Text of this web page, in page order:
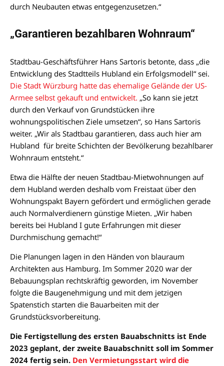
durch Neubauten etwas entgegenzusetzen.“
„Garantieren bezahlbaren Wohnraum“
Stadtbau-Geschäftsführer Hans Sartoris betonte, dass „die
Entwicklung des Stadtteils Hubland ein Erfolgsmodell“ sei.
Die Stadt Würzburg hatte das ehemalige Gelände der US-
Armee selbst gekauft und entwickelt. „So kann sie jetzt
durch den Verkauf von Grundstücken ihre
wohnungspolitischen Ziele umsetzen“, so Hans Sartoris
weiter. „Wir als Stadtbau garantieren, dass auch hier am
Hubland für breite Schichten der Bevölkerung bezahlbarer
Wohnraum entsteht.“
Etwa die Hälfte der neuen Stadtbau-Mietwohnungen auf
dem Hubland werden deshalb vom Freistaat über den
Wohnungspakt Bayern gefördert und ermöglichen gerade
auch Normalverdienern günstige Mieten. „Wir haben
bereits bei Hubland I gute Erfahrungen mit dieser
Durchmischung gemacht!“
Die Planungen lagen in den Händen von blauraum
Architekten aus Hamburg. Im Sommer 2020 war der
Bebauungsplan rechtskräftig geworden, im November
folgte die Baugenehmigung und mit dem jetzigen
Spatenstich starten die Bauarbeiten mit der
Grundstücksvorbereitung.
Die Fertigstellung des ersten Bauabschnitts ist Ende
2023 geplant, der zweite Bauabschnitt soll im Sommer
2024 fertig sein. Den Vermietungsstart wird die